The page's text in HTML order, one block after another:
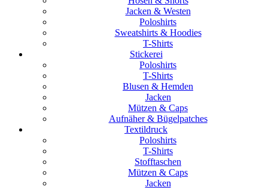
Jacken & Westen
Poloshirts
Sweatshirts & Hoodies
T-Shirts
Stickerei
Poloshirts
T-Shirts
Blusen & Hemden
Jacken
Mützen & Caps
Aufnäher & Bügelpatches
Textildruck
Poloshirts
T-Shirts
Stofftaschen
Mützen & Caps
Jacken